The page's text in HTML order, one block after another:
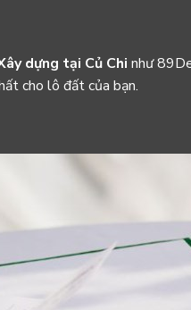
dựng tại Củ Chi như
cho lô đất của bạn.